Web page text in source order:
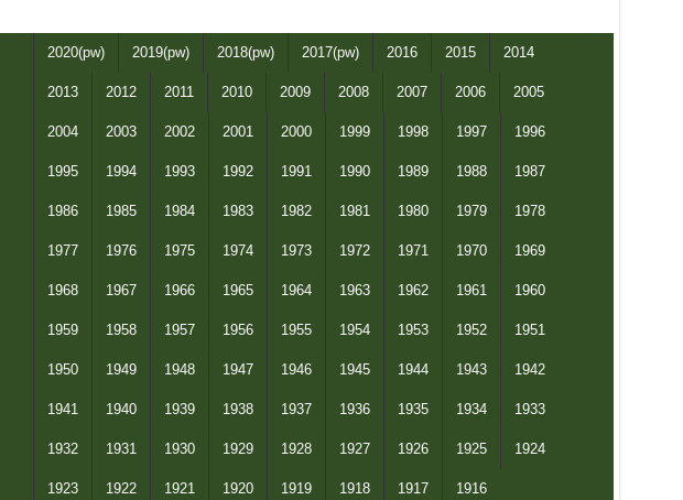
2020(pw) 2019(pw) 2018(pw) 2017(pw) 2016 2015 2014
2013 2012 2011 2010 2009 2008 2007 2006 2005
2004 2003 2002 2001 2000 1999 1998 1997 1996
1995 1994 1993 1992 1991 1990 1989 1988 1987
1986 1985 1984 1983 1982 1981 1980 1979 1978
1977 1976 1975 1974 1973 1972 1971 1970 1969
1968 1967 1966 1965 1964 1963 1962 1961 1960
1959 1958 1957 1956 1955 1954 1953 1952 1951
1950 1949 1948 1947 1946 1945 1944 1943 1942
1941 1940 1939 1938 1937 1936 1935 1934 1933
1932 1931 1930 1929 1928 1927 1926 1925 1924
1923 1922 1921 1920 1919 1918 1917 1916